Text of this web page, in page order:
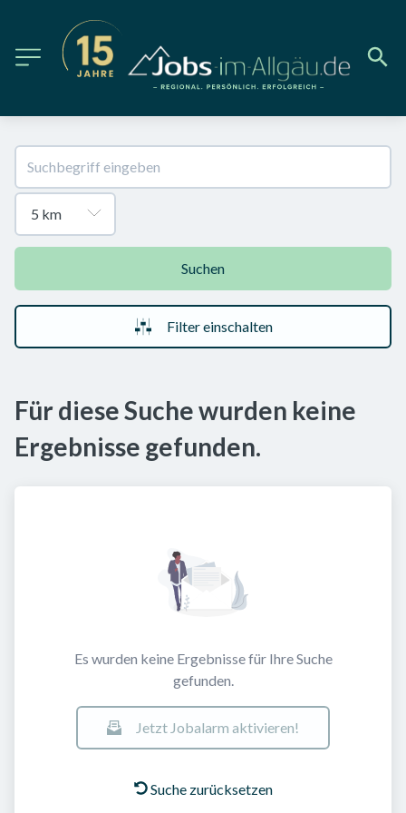
Suchen
Filter einschalten
Für diese Suche wurden keine
Ergebnisse gefunden.
Es wurden keine Ergebnisse für Ihre Suche
gefunden.
Jetzt Jobalarm aktivieren!
Suche zurücksetzen